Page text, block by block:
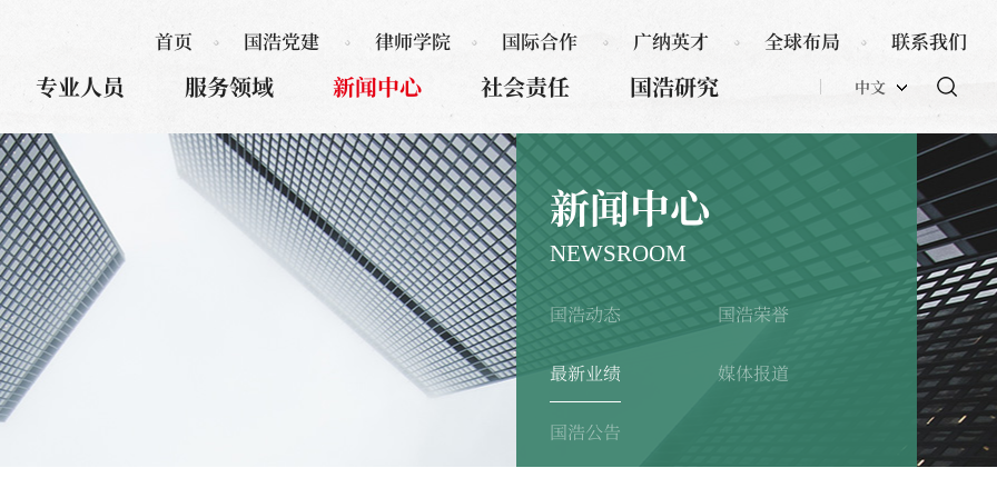
专业人员 服务领域 新闻中心 社会责任 国浩研究 中文
首页 国浩党建 律师学院 国际合作 广纳英才 全球布局 联系我们
新闻中心
NEWSROOM
国浩动态 国浩荣誉
最新业绩 媒体报道
国浩公告